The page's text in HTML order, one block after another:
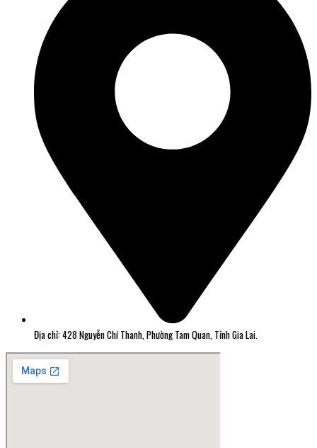
Địa chỉ: 428 Nguyễn Chí Thanh, Phường Tam Quan, Tỉnh Gia Lai.